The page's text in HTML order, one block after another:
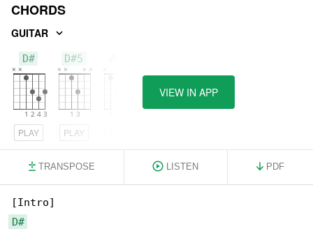
CHORDS
GUITAR
D#
PLAY
D#5
PLAY
VIEW IN APP
TRANSPOSE LISTEN PDF
D#